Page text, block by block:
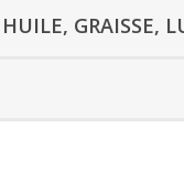
HUILE, GRAISSE,